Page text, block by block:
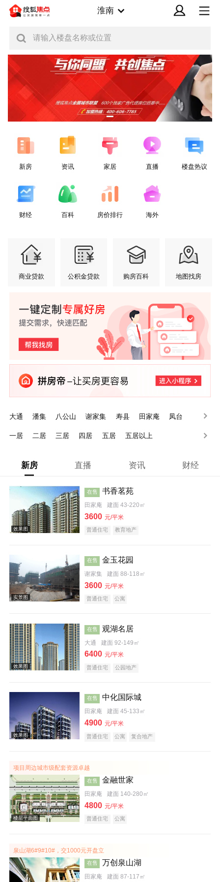
淮南
请输入楼盘名称或位置
新房 资讯 家居 直播 楼盘热议
财经 百科 房价排行 海外
商业贷款 公积金贷款 购房百科 地图找房
大通 潘集 八公山 谢家集 寿县 田家庵 凤台
一居 二居 三居 四居 五居 五居以上
新房 直播 资讯 财经
效果图
在售 书香茗苑
田家庵 建面 43-220㎡
3600 元/平米
普通住宅 教育地产
实景图
在售 金玉花园
谢家集 建面 88-118㎡
3600 元/平米
普通住宅 公寓
效果图
在售 观湖名居
大通 建面 92-149㎡
6400 元/平米
普通住宅 公园地产
在售 中化国际城
田家庵 建面 45-133㎡
4900 元/平米
普通住宅 公寓 复合地产
项目周边城市级配套资源卓越
在售 金融世家
田家庵 建面 140-280㎡
4800 元/平米
普通住宅 公寓
泉山湖6#9#10#，交1000元开盘立
在售 万创泉山湖
田家庵 建面 87-117㎡